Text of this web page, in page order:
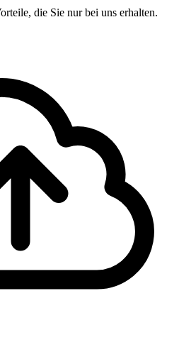
die Sie nur bei uns erhalten.